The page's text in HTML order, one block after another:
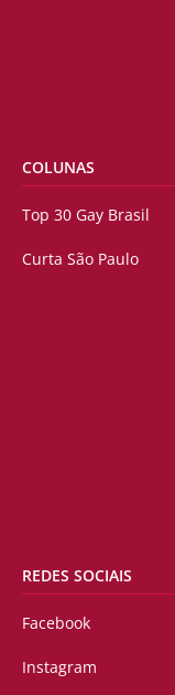
COLUNAS
Top 30 Gay Brasil
Curta São Paulo
REDES SOCIAIS
Facebook
Instagram